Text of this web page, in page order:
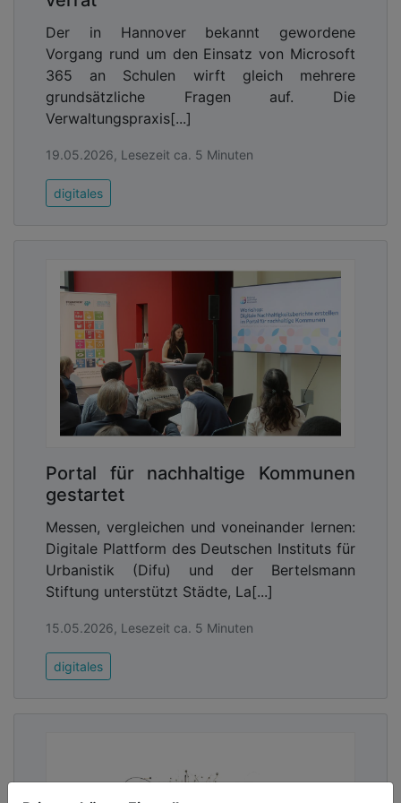
Digitale Souveränität beginnt bei der
Kommunikation
Sehr viele sensible Daten entstehen im Bereich der
Kommunikation: E-Mails, Telefonate, Chats,
Meetings – und auch solche, die gar nicht bewusst
wahrgenommen werden, aber weit über die
eigentlichen Inhalte hinausgehen.
Jeder Anruf, jede Nachricht und jede Interaktion ist
wie ein bunter Briefumschlag: Man muss nicht
wissen, was darinsteht, um ein detailliertes Bild der
Beziehungen, Abläufe und Entscheidungsstrukturen
in Firmen und Verwaltungen zu malen – dazu
braucht man nur die Farben der Umschläge. Denn
während Inhalte zunehmend verschlüsselt und
Metadaten in vielen Systemen sichtbar und
auswertbar. Wer wann wie lange mit wem und wie
häufig kommuniziert, lässt sich technisch
Kontaktdaten und Verzeichnisse: Wer ist
Der in Hannover bekannt gewordene
Vorgang rund um den Einsatz von Microsoft
365 an Schulen wirft gleich mehrere
grundsätzliche Fragen auf. Die
Verwaltungspraxis[...]
19.05.2026, Lesezeit ca. 5 Minuten
digitales
Portal für nachhaltige Kommunen
gestartet
Messen, vergleichen und voneinander lernen:
Digitale Plattform des Deutschen Instituts für
Urbanistik (Difu) und der Bertelsmann
Stiftung unterstützt Städte, La[...]
15.05.2026, Lesezeit ca. 5 Minuten
digitales